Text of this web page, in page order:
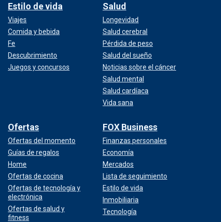
Estilo de vida
Viajes
Comida y bebida
Fe
Descubrimiento
Juegos y concursos
Salud
Longevidad
Salud cerebral
Pérdida de peso
Salud del sueño
Noticias sobre el cáncer
Salud mental
Salud cardíaca
Vida sana
Ofertas
Ofertas del momento
Guías de regalos
Home
Ofertas de cocina
Ofertas de tecnología y
electrónica
Ofertas de salud y
fitness
FOX Business
Finanzas personales
Economía
Mercados
Lista de seguimiento
Estilo de vida
Inmobiliaria
Tecnología